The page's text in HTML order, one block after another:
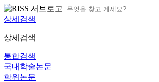
상세검색
상세검색
통합검색
국내학술논문
학위논문